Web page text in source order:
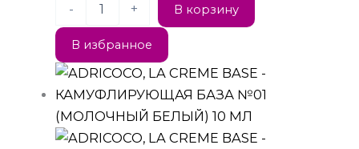
-
+ В корзину
В избранное